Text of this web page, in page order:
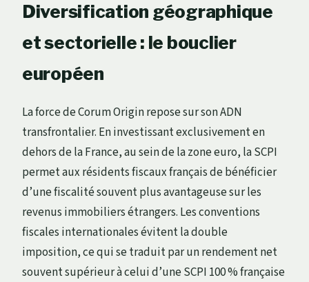
Diversification géographique
et sectorielle : le bouclier
européen
La force de Corum Origin repose sur son ADN
transfrontalier. En investissant exclusivement en
dehors de la France, au sein de la zone euro, la SCPI
permet aux résidents fiscaux français de bénéficier
d’une fiscalité souvent plus avantageuse sur les
revenus immobiliers étrangers. Les conventions
fiscales internationales évitent la double
imposition, ce qui se traduit par un rendement net
souvent supérieur à celui d’une SCPI 100 % française